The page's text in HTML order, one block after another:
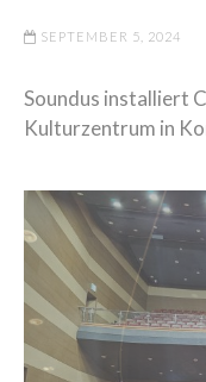
SEPTEMBER 5, 2024
Soundus installiert
Kulturzentrum in